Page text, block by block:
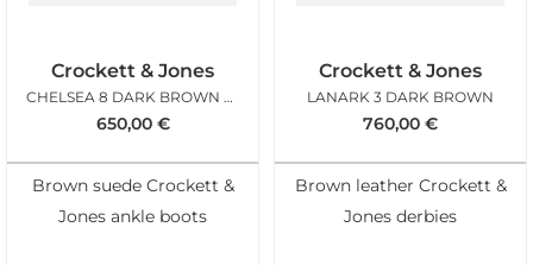
Crockett & Jones
CHELSEA 8 DARK BROWN SUEDE
650,00 €
Brown suede Crockett &
Jones ankle boots
Crockett & Jones
LANARK 3 DARK BROWN
760,00 €
Brown leather Crockett &
Jones derbies